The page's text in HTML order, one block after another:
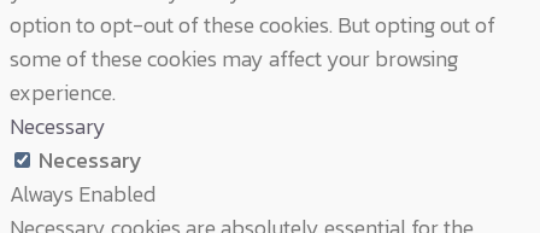
option to opt-out of these cookies. But opting out of
some of these cookies may affect your browsing
experience.
Necessary
Necessary
Always Enabled